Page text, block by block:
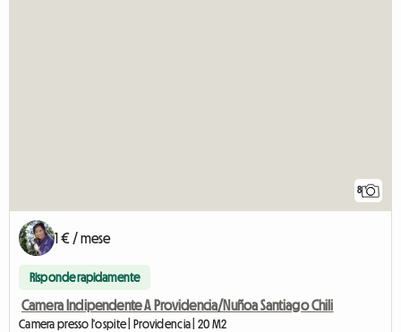
8
1 € / mese
Risponde rapidamente
Camera Indipendente A Providencia/Nuñoa Santiago Chili
Camera presso l'ospite | Providencia | 20 M2